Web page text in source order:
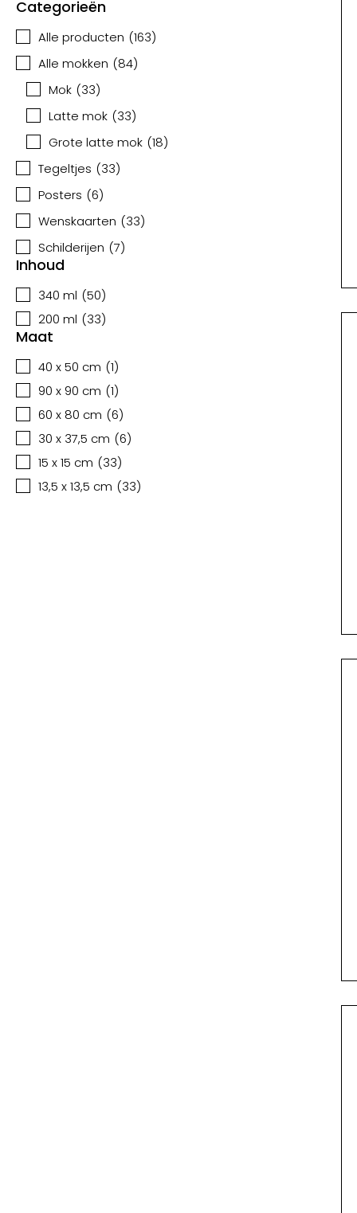
Categorieën
Alle producten (163)
Alle mokken (84)
Mok (33)
Latte mok (33)
Grote latte mok (18)
Tegeltjes (33)
Posters (6)
Wenskaarten (33)
Schilderijen (7)
Inhoud
340 ml (50)
200 ml (33)
Maat
40 x 50 cm (1)
90 x 90 cm (1)
60 x 80 cm (6)
30 x 37,5 cm (6)
15 x 15 cm (33)
13,5 x 13,5 cm (33)